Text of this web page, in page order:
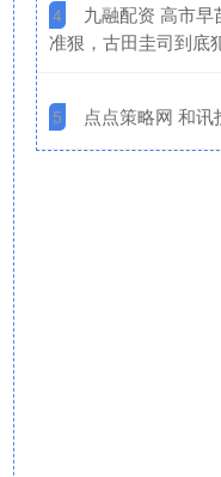
4
九融配资 高市
准狠，古田圭司到底
5 点点策略网 和